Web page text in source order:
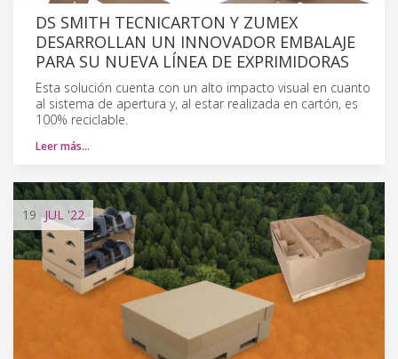
DS SMITH TECNICARTON Y ZUMEX
DESARROLLAN UN INNOVADOR EMBALAJE
PARA SU NUEVA LÍNEA DE EXPRIMIDORAS
Esta solución cuenta con un alto impacto visual en cuanto
al sistema de apertura y, al estar realizada en cartón, es
100% reciclable.
Leer más…
19 JUL '22